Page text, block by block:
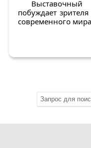
Выставочный
побуждает
современного